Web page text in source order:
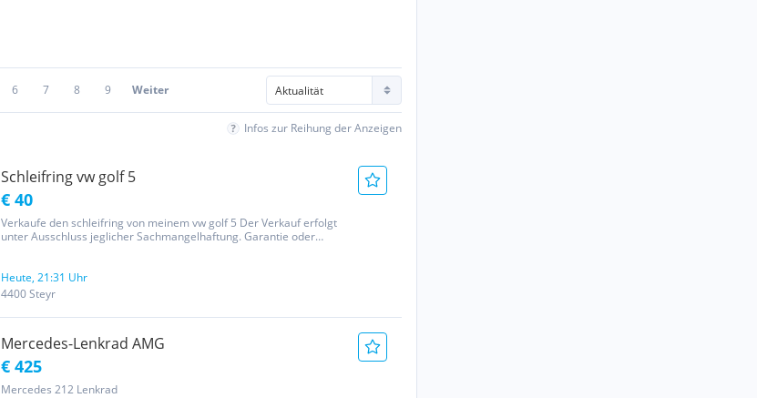
6 7 8 9 Weiter
Infos zur Reihung der Anzeigen
Schleifring vw golf 5
€ 40
Verkaufe den schleifring von meinem vw golf 5 Der Verkauf erfolgt
unter Ausschluss jeglicher Sachmangelhaftung. Garantie oder
Heute, 21:31 Uhr
4400 Steyr
Mercedes-Lenkrad AMG
€ 425
Mercedes 212 Lenkrad